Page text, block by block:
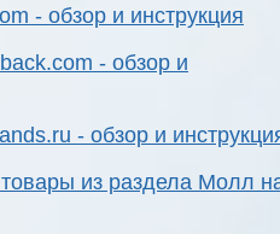
- обзор и инструкция
- обзор и
- обзор и
товары из раздела Молл